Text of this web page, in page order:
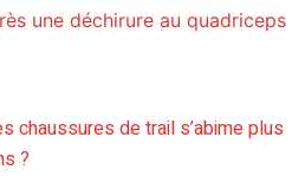
une déchirure au quadriceps
chaussures de trail s’abime plus
?